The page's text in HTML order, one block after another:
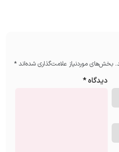
بخش‌های موردنیاز علامت‌گذاری شده‌اند*
دیدگاه*